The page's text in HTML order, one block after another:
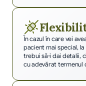
În cazul în care vei
pacient mai special,
trebui să-i dai detalii,
cu adevărat termenul